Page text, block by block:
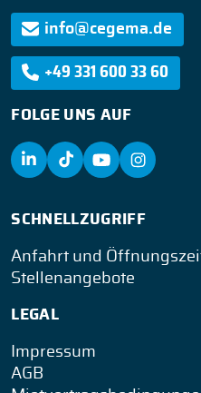
info@cegema.de
+49 331 600 33 60
FOLGE UNS AUF
SCHNELLZUGRIFF
Anfahrt und
Stellenangebote
LEGAL
Impressum
AGB